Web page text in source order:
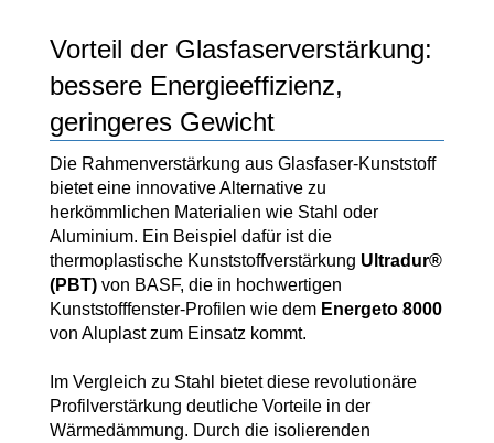
Vorteil der Glasfaserverstärkung:
bessere Energieeffizienz,
geringeres Gewicht
Die Rahmenverstärkung aus Glasfaser-Kunststoff
bietet eine innovative Alternative zu
herkömmlichen Materialien wie Stahl oder
Aluminium. Ein Beispiel dafür ist die
thermoplastische Kunststoffverstärkung Ultradur®
(PBT) von BASF, die in hochwertigen
Kunststofffenster-Profilen wie dem Energeto 8000
von Aluplast zum Einsatz kommt.
Im Vergleich zu Stahl bietet diese revolutionäre
Profilverstärkung deutliche Vorteile in der
Wärmedämmung. Durch die isolierenden